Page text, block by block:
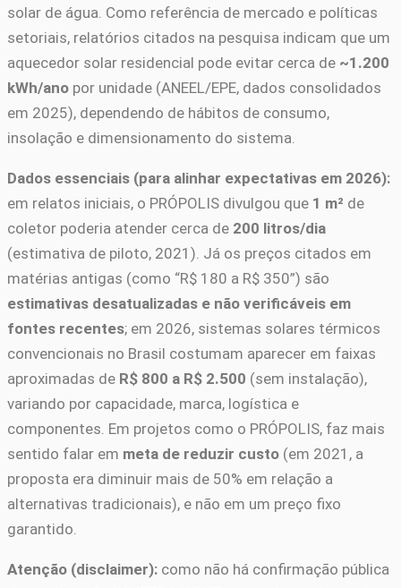
solar de água. Como referência de mercado e políticas
setoriais, relatórios citados na pesquisa indicam que um
aquecedor solar residencial pode evitar cerca de ~1.200
kWh/ano por unidade (ANEEL/EPE, dados consolidados
em 2025), dependendo de hábitos de consumo,
insolação e dimensionamento do sistema.
Dados essenciais (para alinhar expectativas em 2026):
em relatos iniciais, o PRÓPOLIS divulgou que 1 m² de
coletor poderia atender cerca de 200 litros/dia
(estimativa de piloto, 2021). Já os preços citados em
matérias antigas (como “R$ 180 a R$ 350”) são
estimativas desatualizadas e não verificáveis em
fontes recentes; em 2026, sistemas solares térmicos
convencionais no Brasil costumam aparecer em faixas
aproximadas de R$ 800 a R$ 2.500 (sem instalação),
variando por capacidade, marca, logística e
componentes. Em projetos como o PRÓPOLIS, faz mais
sentido falar em meta de reduzir custo (em 2021, a
proposta era diminuir mais de 50% em relação a
alternativas tradicionais), e não em um preço fixo
garantido.
Atenção (disclaimer): como não há confirmação pública